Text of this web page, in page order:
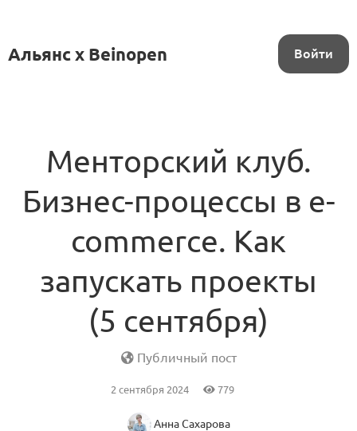
Альянс x Beinopen Войти
Менторский клуб.
Бизнес-процессы в e-
commerce. Как
запускать проекты
(5 сентября)
Публичный пост
2 сентября 2024 779
Анна Сахарова